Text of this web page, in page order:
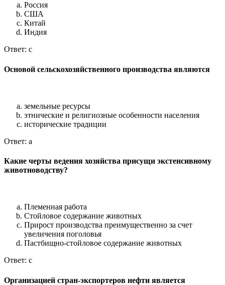
Россия
США
Китай
Индия
Ответ: c
Основой сельскохозяйственного производства являются
земельные ресурсы
этнические и религиозные особенности населения
исторические традиции
Ответ: a
Какие черты ведения хозяйства присущи экстенсивному
животноводству?
Племенная работа
Стойловое содержание животных
Прирост производства преимущественно за счет
увеличения поголовья
Пастбищно-стойловое содержание животных
Ответ: c
Организацией стран-экспортеров нефти является